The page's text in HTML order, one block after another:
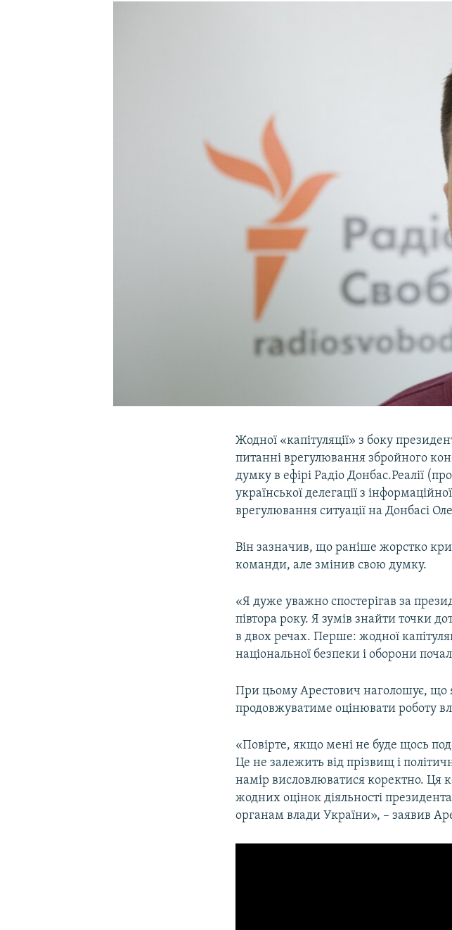
Жодної «капітуляції» з боку
питанні врегулювання збройного
думку в ефірі Радіо Донбас.Реалії
української делегації з
врегулювання ситуації на Донбасі
Він зазначив, що раніше жорстко
команди, але змінив свою думку.
«Я дуже уважно спостерігав за
півтора року. Я зумів знайти точки
в двох речах. Перше: жодної
національної безпеки і оборони
При цьому Арестович наголошує, що
продовжуватиме оцінювати роботу
«Повірте, якщо мені не буде щось
Це не залежить від прізвищ і
намір висловлюватися коректно. Ця
жодних оцінок діяльності
органам влади України», – заявив